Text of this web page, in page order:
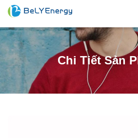
Chi Tiết Sản